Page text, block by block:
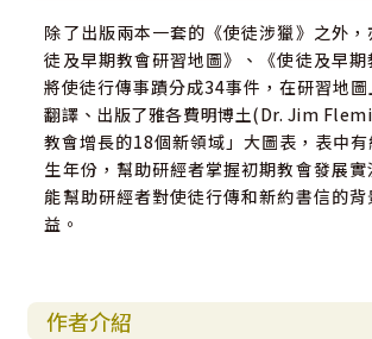
除了出版兩本一套的《使徒涉獵》之外
徒及早期教會研習地圖》、《使徒及早期
將使徒行傳事蹟分成34事件，在研習地
翻譯、出版了雅各費明博土(Dr. Jim
教會增長的18個新領域」大圖表，表中
生年份，幫助研經者掌握初期教會發展
能幫助研經者對使徒行傳和新約書信的
益。
作者介紹